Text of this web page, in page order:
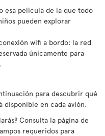
esa película de la que todo
pueden explorar
wifi a bordo: la red
únicamente para
para descubrir qué
en cada avión.
Consulta la página de
requeridos para